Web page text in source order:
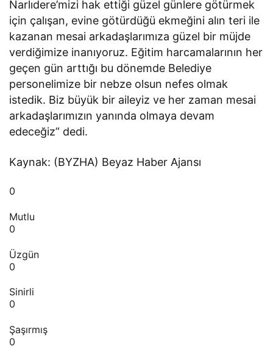
Narlıdere’mizi hak ettiği güzel günlere götürmek
için çalışan, evine götürdüğü ekmeğini alın teri ile
kazanan mesai arkadaşlarımıza güzel bir müjde
verdiğimize inanıyoruz. Eğitim harcamalarının her
geçen gün arttığı bu dönemde Belediye
personelimize bir nebze olsun nefes olmak
istedik. Biz büyük bir aileyiz ve her zaman mesai
arkadaşlarımızın yanında olmaya devam
edeceğiz” dedi.
Kaynak: (BYZHA) Beyaz Haber Ajansı
0
Mutlu
0
Üzgün
0
Sinirli
0
Şaşırmış
0